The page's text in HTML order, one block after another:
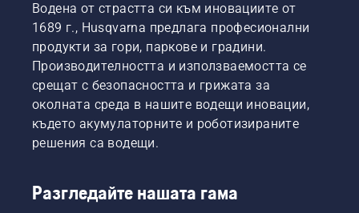
винаги има косачка-робот за трева
Husqvarna, която да отговаря на Вашата
специфична морава и нужди.
Водена от страстта си към иновациите от
1689 г., Husqvarna предлага професионални
продукти за гори, паркове и градини.
Производителността и използваемостта се
срещат с безопасността и грижата за
околната среда в нашите водещи иновации,
където акумулаторните и роботизираните
решения са водещи.
Разгледайте нашата гама